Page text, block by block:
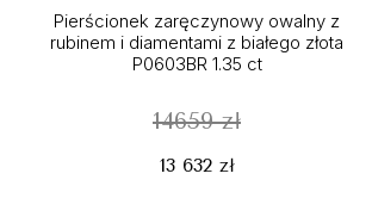
Pierścionek zaręczynowy owalny z
rubinem i diamentami z białego złota
P0603BR 1.35 ct
14659 zł
13 632 zł